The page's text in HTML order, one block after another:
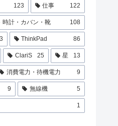
123 仕事 122
時計・カバン・靴 108
ThinkPad 86
ClariS 25 星 13
消費電力・待機電力 9
9 無線機 5
1